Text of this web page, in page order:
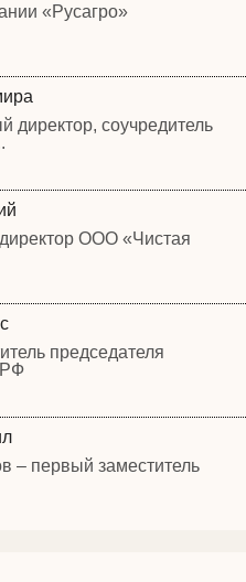
«Русагро»
директор, соучредитель
ООО «Чистая
председателя
РФ
– первый заместитель